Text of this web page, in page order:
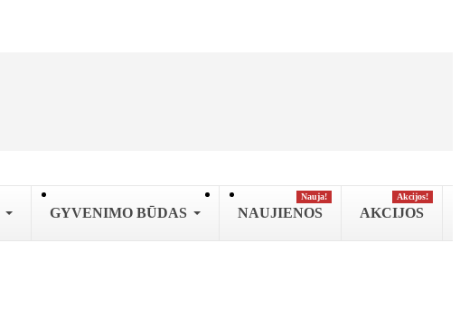
GYVENIMO BŪDAS NAUJIENOS
Nauja!
AKCIJOS
Аkcijos!